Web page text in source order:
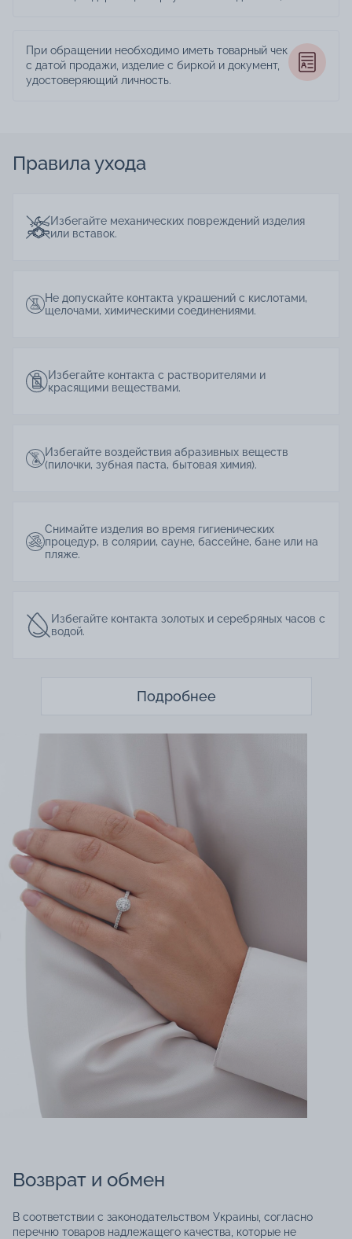
При обращении необходимо иметь товарный чек
с датой продажи, изделие с биркой и документ,
удостоверяющий личность.
Правила ухода
Избегайте механических повреждений изделия
или вставок.
Не допускайте контакта украшений с кислотами,
щелочами, химическими соединениями.
Избегайте контакта с растворителями и
красящими веществами.
Избегайте воздействия абразивных веществ
(пилочки, зубная паста, бытовая химия).
Снимайте изделия во время гигиенических
процедур, в солярии, сауне, бассейне, бане или на
пляже.
Избегайте контакта золотых и серебряных часов с
водой.
Подробнее
Возврат и обмен
В соответствии с законодательством Украины, согласно
перечню товаров надлежащего качества, которые не